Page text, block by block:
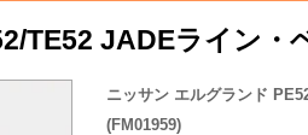
TE52 JADEライン・
ニッサン エルグランド
(FM01959)